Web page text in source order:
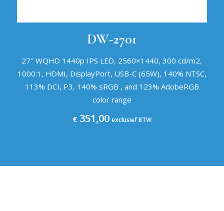
DW-2701
27″ WQHD 1440p IPS LED, 2560×1440, 300 cd/m2,
1000:1, HDMI, DisplayPort, USB-C (65W), 140% NTSC,
113% DCI, P3, 140% sRGB , and 123% AdobeRGB
color range
€351,00 exclusief BTW